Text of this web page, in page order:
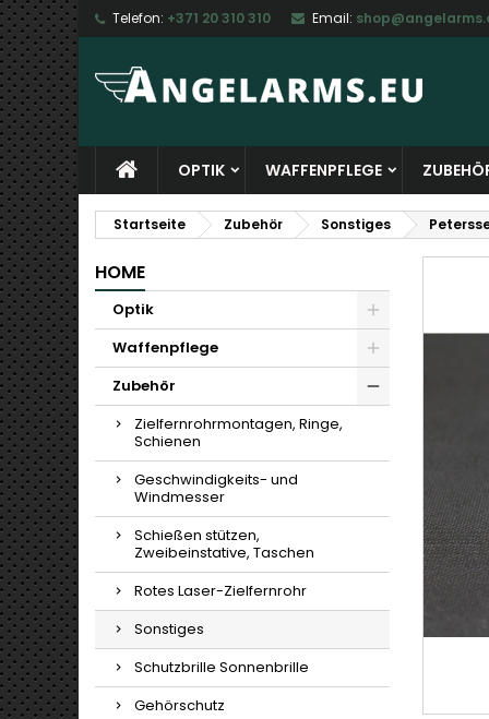
Telefon: +371 20 310 310 Email:
OPTIK WAFFENPFLEGE
Startseite Zubehör Sonstiges
HOME
Optik
Waffenpflege
Zubehör
Zielfernrohrmontagen, Ringe,
Schienen
Geschwindigkeits- und
Windmesser
Schießen stützen,
Zweibeinstative, Taschen
Rotes Laser-Zielfernrohr
Sonstiges
Schutzbrille Sonnenbrille
Gehörschutz